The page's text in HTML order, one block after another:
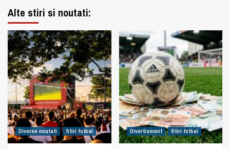
Alte stiri si noutati:
Diverse noutati Stiri fotbal Divertisment Stiri fotbal